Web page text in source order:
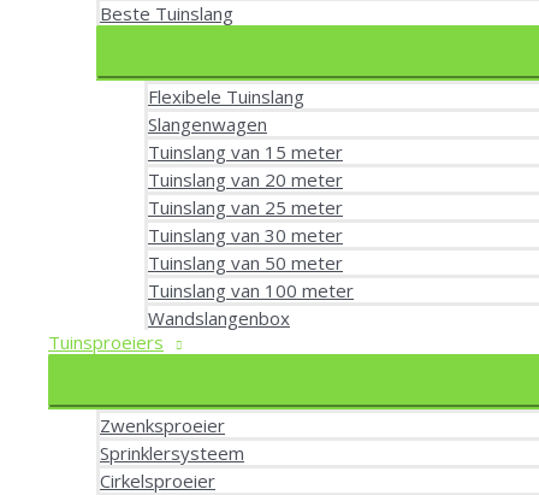
Beste Tuinslang
Flexibele Tuinslang
Slangenwagen
Tuinslang van 15 meter
Tuinslang van 20 meter
Tuinslang van 25 meter
Tuinslang van 30 meter
Tuinslang van 50 meter
Tuinslang van 100 meter
Wandslangenbox
Tuinsproeiers
Zwenksproeier
Sprinklersysteem
Cirkelsproeier